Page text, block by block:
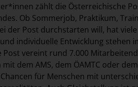
zählt die Österreichische
Ob Sommerjob, Praktikum,
der Post durchstarten will, hat viele
individuelle Entwicklung stehen
vereint rund 7.000
dem AMS, dem ÖAMTC oder
für Menschen mit